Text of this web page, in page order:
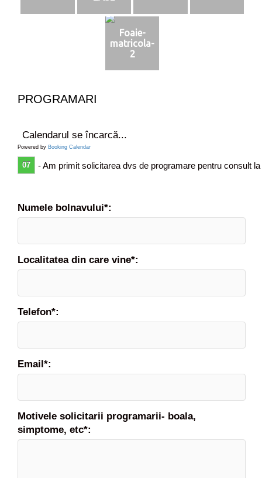
Foaie-
matricola-
2
PROGRAMARI
Calendarul se încarcă...
Powered by Booking Calendar
07 - Am primit solicitarea dvs de programare pentru consult
Numele bolnavului*:
Localitatea din care vine*:
Telefon*:
Email*:
Motivele solicitarii programarii- boala,
simptome, etc*: